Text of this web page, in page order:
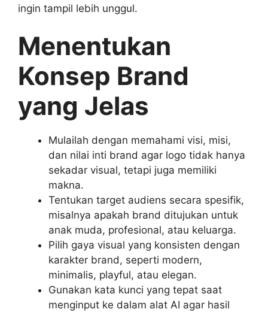
ingin tampil lebih unggul.
Menentukan
Konsep Brand
yang Jelas
Mulailah dengan memahami visi, misi,
dan nilai inti brand agar logo tidak hanya
sekadar visual, tetapi juga memiliki
makna.
Tentukan target audiens secara spesifik,
misalnya apakah brand ditujukan untuk
anak muda, profesional, atau keluarga.
Pilih gaya visual yang konsisten dengan
karakter brand, seperti modern,
minimalis, playful, atau elegan.
Gunakan kata kunci yang tepat saat
menginput ke dalam alat AI agar hasil